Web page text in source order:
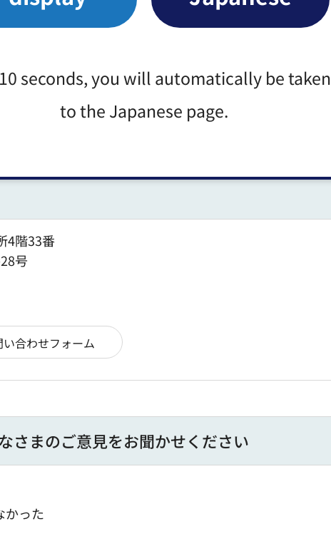
seconds, you will automatically be taken
to the Japanese page.
第二亀戸中学校
参加下さい。体幹が鍛えられま
す。
4階33番
号
さまのご意見をお聞かせください
かった